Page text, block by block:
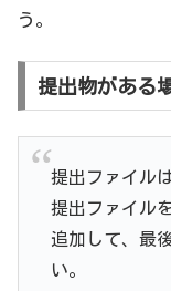
う。
提出物がある
提出ファイル
提出ファイル
追加して、最
い。